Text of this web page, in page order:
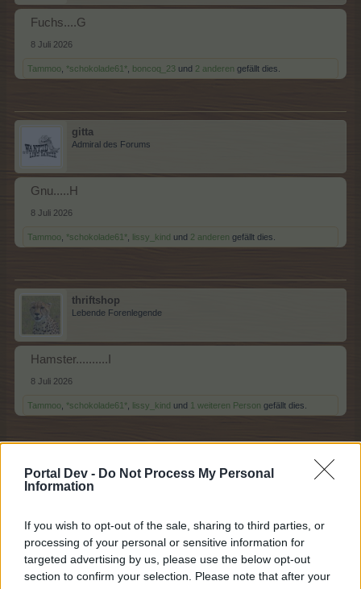
Portal Dev - Do Not Process My Personal
Information
If you wish to opt-out of the sale, sharing to third parties, or
processing of your personal or sensitive information for
targeted advertising by us, please use the below opt-out
section to confirm your selection. Please note that after your
Fuchs....G
8 Juli 2026
Tammoo *schokolade61* boncoq_23 und 2 anderen gefällt dies.
gitta
Admiral des Forums
Gnu.....H
8 Juli 2026
Tammoo *schokolade61* lissy_kind und 2 anderen gefällt dies.
thriftshop
Lebende Forenlegende
Hamster..........I
8 Juli 2026
Tammoo *schokolade61* lissy_kind und 1 weiteren Person gefällt dies.
boncoq_23
Meister eines Forums
Iltis.......J
8 Juli 2026
Tammoo ,thriftshopund lissy_kindgefällt dies.